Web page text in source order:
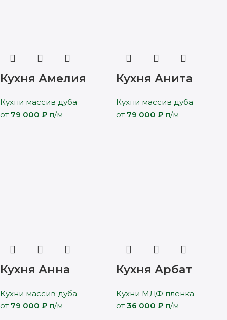
Кухня Амелия
Кухни массив дуба
от 79 000 ₽ п/м
Кухня Анита
Кухни массив дуба
от 79 000 ₽ п/м
Кухня Анна
Кухни массив дуба
от 79 000 ₽ п/м
Кухня Арбат
Кухни МДФ пленка
от 36 000 ₽ п/м